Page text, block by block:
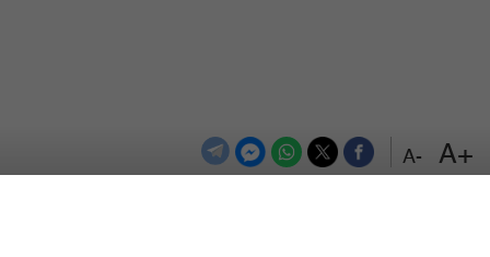
+A
-A